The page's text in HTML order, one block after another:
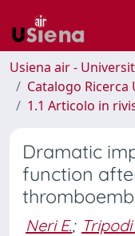
Usiena air -
Catalogo Ricerca
1.1 Articolo in
Dramatic
function
Neri E.; Tripodi